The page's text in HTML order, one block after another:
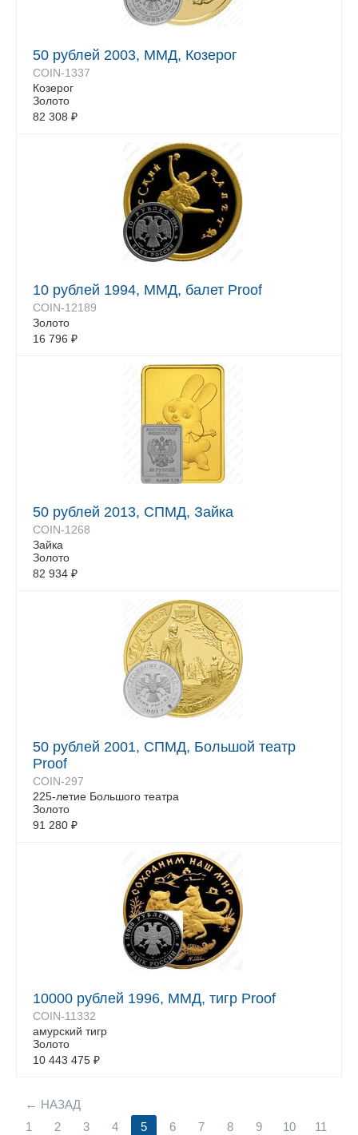
50 рублей 2003, ММД, Козерог
COIN-1337
Козерог
Золото
82 308 ₽
10 рублей 1994, ММД, балет Proof
COIN-12189
Золото
16 796 ₽
50 рублей 2013, СПМД, Зайка
COIN-1268
Зайка
Золото
82 934 ₽
50 рублей 2001, СПМД, Большой театр
Proof
COIN-297
225-летие Большого театра
Золото
91 280 ₽
10000 рублей 1996, ММД, тигр Proof
COIN-11332
амурский тигр
Золото
10 443 475 ₽
НАЗАД
1
2 3 4 5 6 7 8 9 10
11